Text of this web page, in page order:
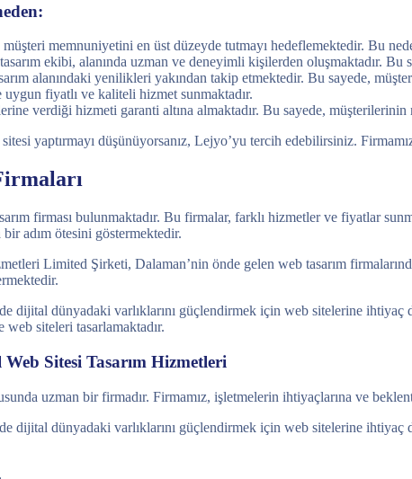
memnuniyetini en üst düzeyde tutmayı hedeflemektedir. Bu
ekibi, alanında uzman ve deneyimli kişilerden oluşmaktadır.
alanındaki yenilikleri yakından takip etmektedir. Bu sayede,
fiyatlı ve kaliteli hizmet sunmaktadır.
verdiği hizmeti garanti altına almaktadır. Bu sayede,
yaptırmayı düşünüyorsanız, Lejyo’yu tercih edebilirsiniz.
firması bulunmaktadır. Bu firmalar, farklı hizmetler ve fiyatlar
adım ötesini göstermektedir.
Limited Şirketi, Dalaman’nin önde gelen web tasarım
dijital dünyadaki varlıklarını güçlendirmek için web sitelerine
siteleri tasarlamaktadır.
Sitesi Tasarım Hizmetleri
uzman bir firmadır. Firmamız, işletmelerin ihtiyaçlarına ve
dijital dünyadaki varlıklarını güçlendirmek için web sitelerine ihtiyaç